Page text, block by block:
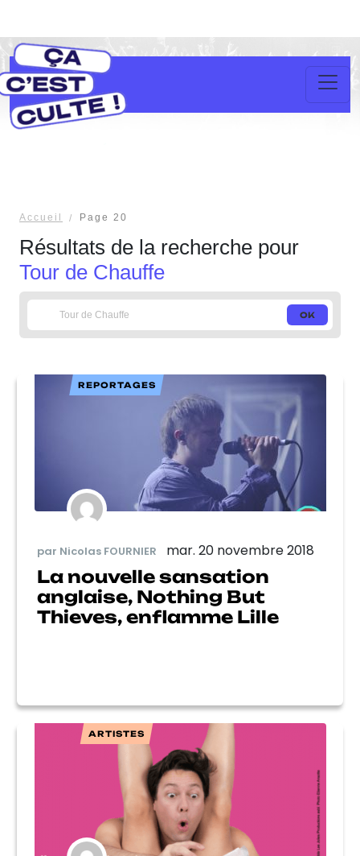
Accueil Page 20
Résultats de la recherche pour
Tour de Chauffe
REPORTAGES
par Nicolas FOURNIER mar. 20 novembre 2018
La nouvelle sansation
anglaise, Nothing But
Thieves, enflamme Lille
ARTISTES